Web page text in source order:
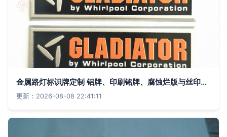
金属路灯标识牌定制 铝牌、印刷铭牌、腐蚀烂版与丝印UV商标的综合指南
更新：2026-08-08 22:41:11